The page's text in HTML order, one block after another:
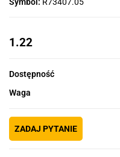
Symbol: R73407.05
1.22
Dostępność
Waga
ZADAJ PYTANIE